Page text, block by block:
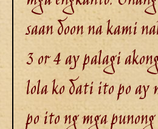
saan doon na kami
3 or 4 ay palagi
lola ko dati ito po ay
po ito ng mga